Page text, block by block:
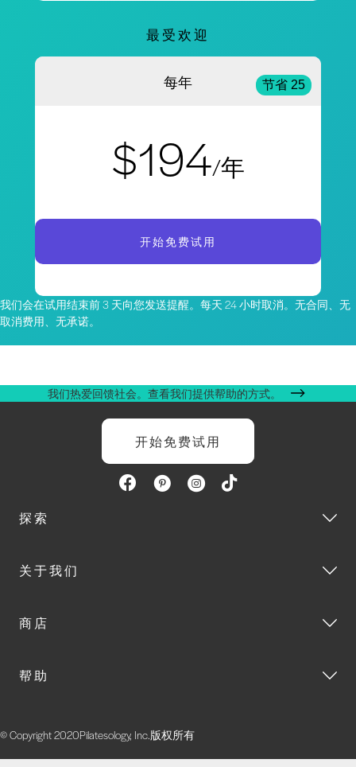
最受欢迎
每年 节省 25
$194/年
开始免费试用
我们会在试用结束前 3 天向您发送提醒。每天 24 小时取消。无合同、无
取消费用、无承诺。
我们热爱回馈社会。查看我们提供帮助的方式。
开始免费试用
探索
关于我们
商店
帮助
© Copyright 2020Pilatesology, Inc.版权所有